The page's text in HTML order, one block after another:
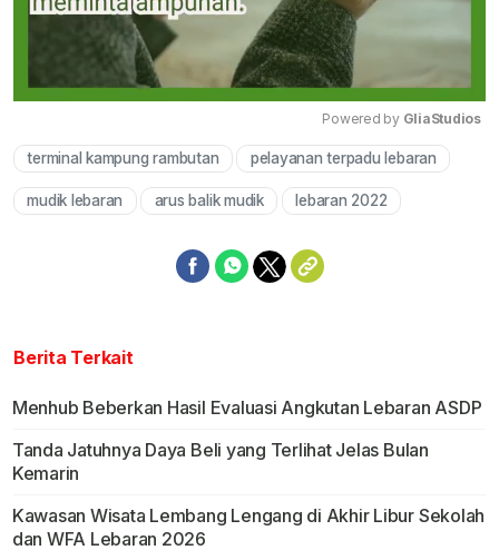
Mute
Powered by GliaStudios
terminal kampung rambutan pelayanan terpadu lebaran
mudik lebaran arus balik mudik lebaran 2022
Berita Terkait
Menhub Beberkan Hasil Evaluasi Angkutan Lebaran ASDP
Tanda Jatuhnya Daya Beli yang Terlihat Jelas Bulan
Kemarin
Kawasan Wisata Lembang Lengang di Akhir Libur Sekolah
dan WFA Lebaran 2026